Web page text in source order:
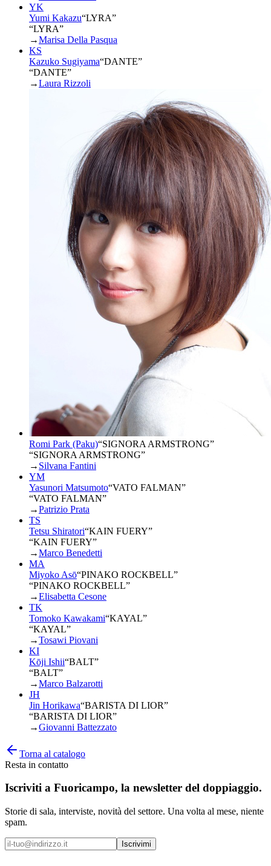
YK
Yumi Kakazu“LYRA”
“LYRA”
→Marisa Della Pasqua
KS
Kazuko Sugiyama“DANTE”
“DANTE”
→Laura Rizzoli
Romi Park (Paku)“SIGNORA ARMSTRONG”
“SIGNORA ARMSTRONG”
→ Silvana Fantini
YM
Yasunori Matsumoto“VATO FALMAN”
“VATO FALMAN”
→Patrizio Prata
TS
Tetsu Shiratori“KAIN FUERY”
“KAIN FUERY”
→Marco Benedetti
MA
Miyoko Asō“PINAKO ROCKBELL”
“PINAKO ROCKBELL”
→Elisabetta Cesone
TK
Tomoko Kawakami“KAYAL”
“KAYAL”
→Tosawi Piovani
KI
Kōji Ishii“BALT”
“BALT”
→Marco Balzarotti
JH
Jin Horikawa“BARISTA DI LIOR”
“BARISTA DI LIOR”
→Giovanni Battezzato
Torna al catalogo
Resta in contatto
Iscriviti a Fuoricampo, la newsletter del doppiaggio.
Storie di sala, interviste, novità del settore. Una volta al mese, niente
spam.
Iscrivimi